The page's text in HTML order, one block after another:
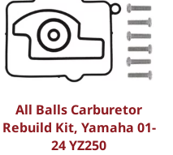
All Balls Carburetor
Rebuild Kit, Yamaha 01-
24 YZ250